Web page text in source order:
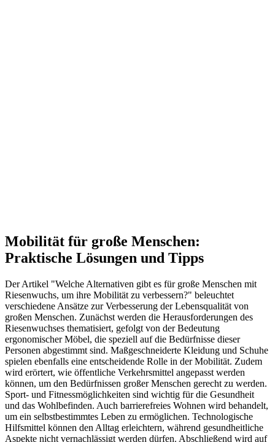
Mobilität für große Menschen:
Praktische Lösungen und Tipps
Der Artikel "Welche Alternativen gibt es für große Menschen mit
Riesenwuchs, um ihre Mobilität zu verbessern?" beleuchtet
verschiedene Ansätze zur Verbesserung der Lebensqualität von
großen Menschen. Zunächst werden die Herausforderungen des
Riesenwuchses thematisiert, gefolgt von der Bedeutung
ergonomischer Möbel, die speziell auf die Bedürfnisse dieser
Personen abgestimmt sind. Maßgeschneiderte Kleidung und Schuhe
spielen ebenfalls eine entscheidende Rolle in der Mobilität. Zudem
wird erörtert, wie öffentliche Verkehrsmittel angepasst werden
können, um den Bedürfnissen großer Menschen gerecht zu werden.
Sport- und Fitnessmöglichkeiten sind wichtig für die Gesundheit
und das Wohlbefinden. Auch barrierefreies Wohnen wird behandelt,
um ein selbstbestimmtes Leben zu ermöglichen. Technologische
Hilfsmittel können den Alltag erleichtern, während gesundheitliche
Aspekte nicht vernachlässigt werden dürfen. Abschließend wird auf